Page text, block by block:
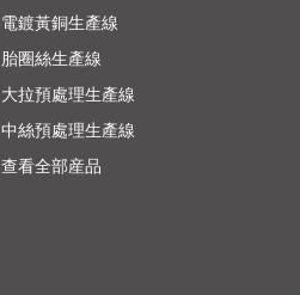
電鍍黃銅生產線
胎圈絲生產線
大拉預處理生產線
中絲預處理生產線
查看全部産品